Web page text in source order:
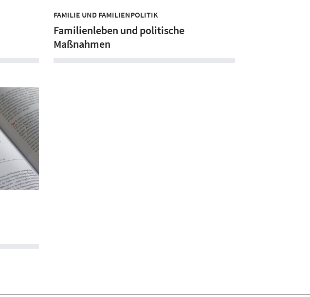
FAMILIE UND FAMILIENPOLITIK
Familienleben und politische
Maßnahmen